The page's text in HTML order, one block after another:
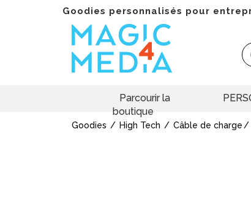
Goodies personnalisés pour
Parcourir la
boutique
Goodies High Tech Câble de charge